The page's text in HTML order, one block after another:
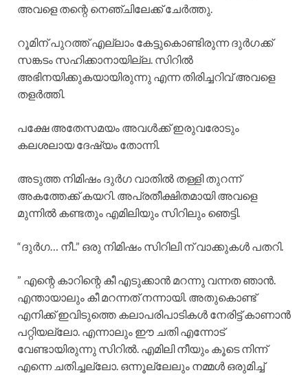
അവളെ തന്റെ നെഞ്ചിലേക്ക് ചേർത്തു.
റൂമിന് പുറത്ത് എല്ലാം കേട്ടുകൊണ്ടിരുന്ന ദുർഗക്ക്
സങ്കടം സഹിക്കാനായില്ല. സിറിൽ
അഭിനയിക്കുകയായിരുന്നു എന്ന തിരിച്ചറിവ് അവളെ
തളർത്തി.
പക്ഷേ അതേസമയം അവൾക്ക് ഇരുവരോടും
കലശലായ ദേഷ്യം തോന്നി.
അടുത്ത നിമിഷം ദുർഗ വാതിൽ തള്ളി തുറന്ന്
അകത്തേക്ക് കയറി. അപ്രതീക്ഷിതമായി അവളെ
മുന്നിൽ കണ്ടതും എമിലിയും സിറിലും ഞെട്ടി.
“ദുർഗ… നീ..” ഒരു നിമിഷം സിറിലി ന് വാക്കുകൾ പതറി.
” എന്റെ കാറിന്റെ കീ എടുക്കാൻ മറന്നു വന്നത ഞാൻ.
എന്തായാലും കീ മറന്നത് നന്നായി. അതുകൊണ്ട്
എനിക്ക് ഇവിടുത്തെ കലാപരിപാടികൾ നേരിട്ട് കാണാൻ
പറ്റിയല്ലോ. എന്നാലും ഈ ചതി എന്നോട്
വേണ്ടായിരുന്നു സിറിൽ. എമിലി നീയും കൂടെ നിന്ന്
എന്നെ ചതിച്ചല്ലോ. ഒന്നൂല്ലേലും നമ്മൾ ഒരുമിച്ച്